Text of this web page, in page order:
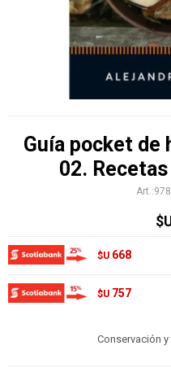
Guía pocket de
02.
$U 668
$U 757
Conservación